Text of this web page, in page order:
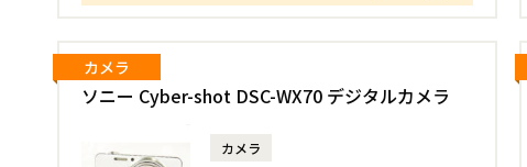
ソニー Cyber-shot DSC-WX70 デジタルカメラ
カメラ
カメラ